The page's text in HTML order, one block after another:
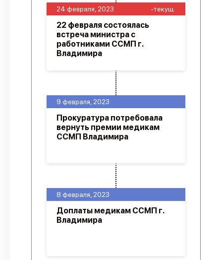
8 февраля, 2023
Доплаты медикам ССМП г.
Владимира
9 февраля, 2023
Прокуратура потребовала
вернуть премии медикам
ССМП Владимира
24 февраля, 2023 -текущ.
22 февраля состоялась
встреча министра с
работниками ССМП г.
Владимира